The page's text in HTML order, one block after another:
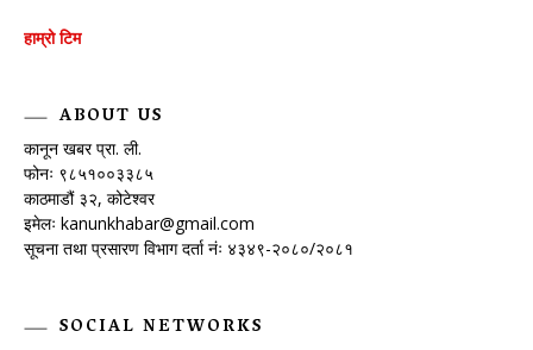
हाम्रो टिम
ABOUT US
कानून खबर प्रा. ली.
फोनः ९८५१००३३८५
काठमाडौं ३२, कोटेश्वर
इमेलः kanunkhabar@gmail.com
सूचना तथा प्रसारण विभाग दर्ता नंः ४३४९-२०८०/२०८१
SOCIAL NETWORKS